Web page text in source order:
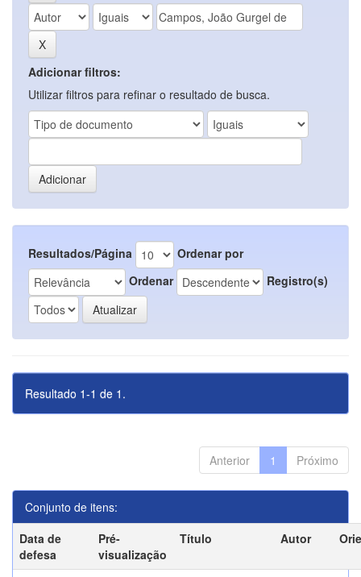
Adicionar filtros:
Utilizar filtros para refinar o resultado de busca.
Resultados/Página
Ordenar por
Ordenar
Registro(s)
Resultado 1-1 de 1.
Anterior 1 Próximo
Conjunto de itens:
Data de
defesa
Pré-
visualização
Título Autor